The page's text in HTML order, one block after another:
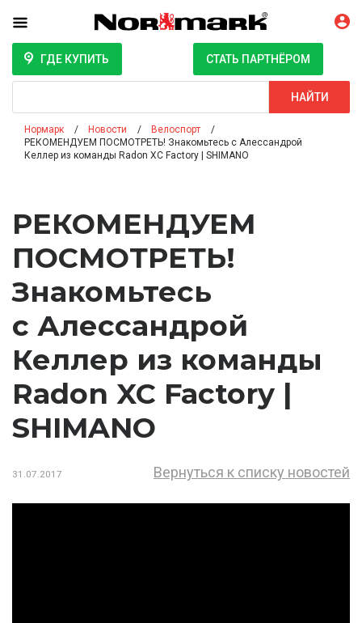
ГДЕ КУПИТЬ СТАТЬ ПАРТНЁРОМ
НАЙТИ
Нормарк Новости
Велоспорт
РЕКОМЕНДУЕМ ПОСМОТРЕТЬ! Знакомьтесь с Алессандрой
Келлер из команды Radon XC Factory | SHIMANO
РЕКОМЕНДУЕМ
ПОСМОТРЕТЬ!
Знакомьтесь
с Алессандрой
Келлер из команды
Radon XC Factory |
SHIMANO
31.07.2017 Вернуться к списку новостей